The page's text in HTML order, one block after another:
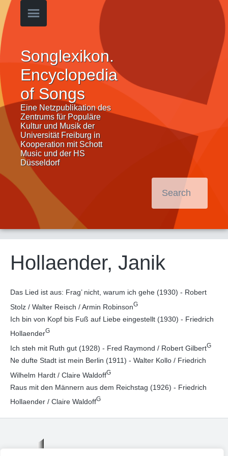
Songlexikon.
Encyclopedia
of Songs
Eine Netzpublikation des
Zentrums für Populäre
Kultur und Musik der
Universität Freiburg in
Kooperation mit Schott
Music und der HS
Düsseldorf
Hollaender, Janik
Das Lied ist aus: Frag’ nicht, warum ich gehe (1930) - Robert
Stolz / Walter Reisch / Armin RobinsonG
Ich bin von Kopf bis Fuß auf Liebe eingestellt (1930) - Friedrich
HollaenderG
Ich steh mit Ruth gut (1928) - Fred Raymond / Robert GilbertG
Ne dufte Stadt ist mein Berlin (1911) - Walter Kollo / Friedrich
Wilhelm Hardt / Claire WaldoffG
Raus mit den Männern aus dem Reichstag (1926) - Friedrich
Hollaender / Claire WaldoffG